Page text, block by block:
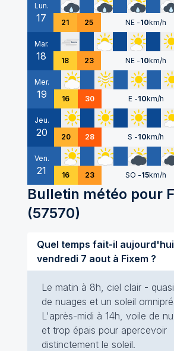
Lun.
17 21 25 NE -10km/h
Mar.
18 18 23 NE -10km/h
Mer.
19 16 30 E -10km/h
Jeu.
20 20 28 S -10km/h
Ven.
21 16 23 SO -15km/h
Bulletin météo pour
(57570)
Quel temps fait-il aujourd'hui
vendredi 7 aout à Fixem ?
Le matin à 8h, ciel clair -
de nuages et un soleil
L'après-midi à 14h, voile de
et trop épais pour apercevoir
distinctement le soleil.